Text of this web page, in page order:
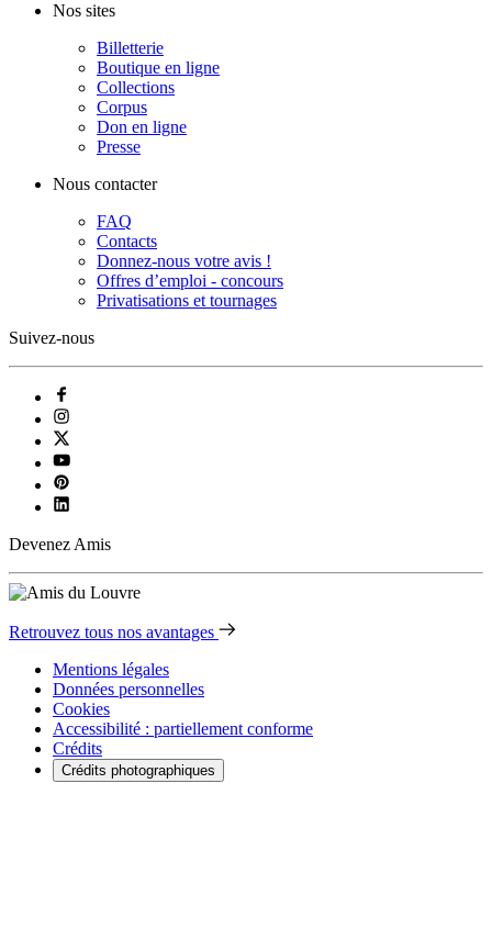
Nos sites
Billetterie
Boutique en ligne
Collections
Corpus
Don en ligne
Presse
Nous contacter
FAQ
Contacts
Donnez-nous votre avis !
Offres d’emploi - concours
Privatisations et tournages
Suivez-nous
Devenez Amis
Retrouvez tous nos avantages
Mentions légales
Données personnelles
Cookies
Accessibilité : partiellement conforme
Crédits
Crédits photographiques